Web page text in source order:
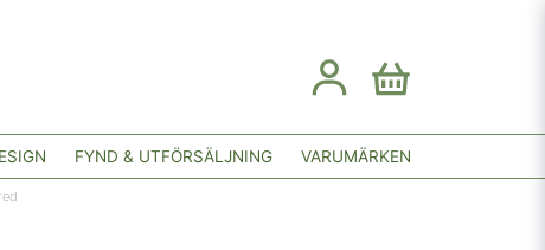
FYND & UTFÖRSÄLJNING VARUMÄRKEN